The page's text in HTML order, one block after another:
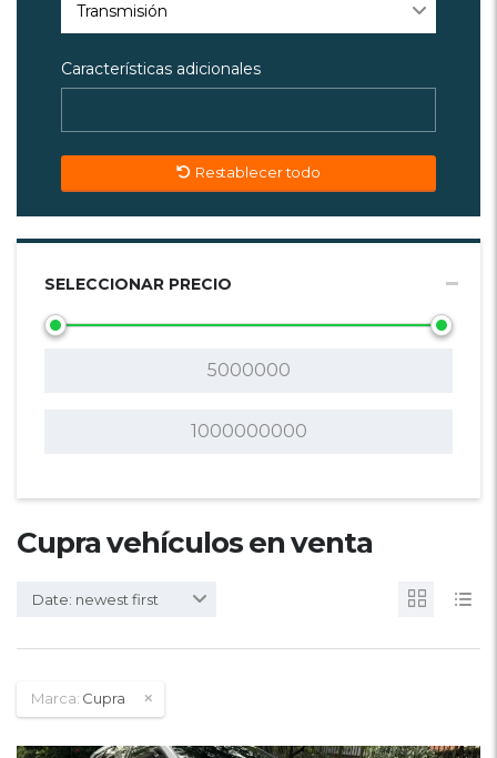
Transmisión
Características adicionales
Restablecer todo
SELECCIONAR PRECIO
Cupra vehículos en venta
Date: newest first
Marca: Cupra